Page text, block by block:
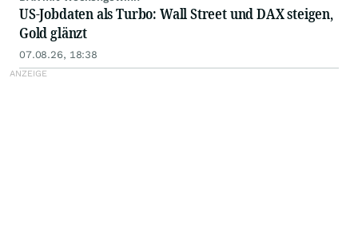
US-Jobdaten als Turbo: Wall Street und DAX steigen,
Gold glänzt
07.08.26, 18:38